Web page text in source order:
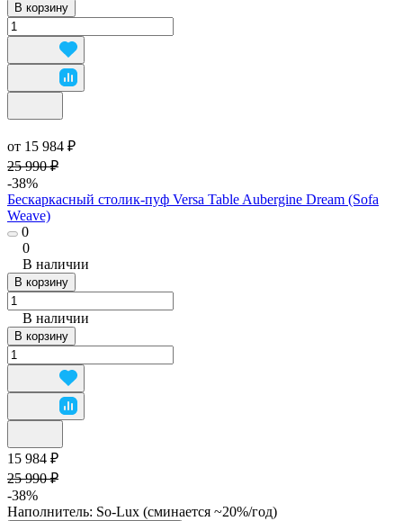
В корзину
от 15 984 ₽
25 990 ₽
-38%
Бескаркасный столик-пуф Versa Table Aubergine Dream (Sofa
Weave)
0
0
В наличии
В корзину
В наличии
В корзину
15 984 ₽
25 990 ₽
-38%
Наполнитель: So-Lux (cминается ~20%/год)